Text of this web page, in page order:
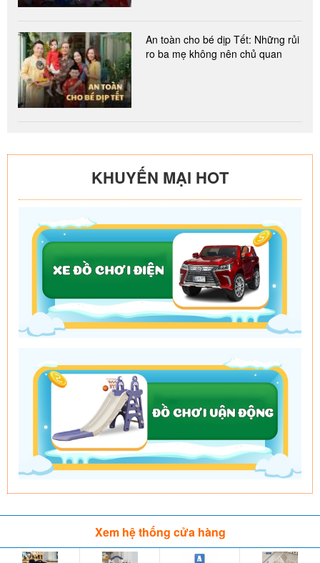
An toàn cho bé dịp Tết: Những rủi
ro ba mẹ không nên chủ quan
KHUYẾN MẠI HOT
Xem hệ thống cửa hàng